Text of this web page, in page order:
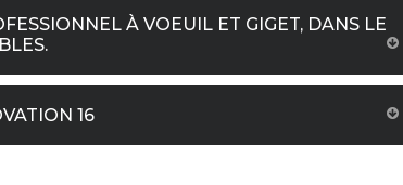
À VOEUIL ET GIGET, DANS LE
16